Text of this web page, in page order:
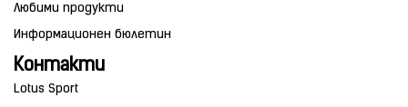
Любими продукти
Информационен бюлетин
Контакти
Lotus Sport